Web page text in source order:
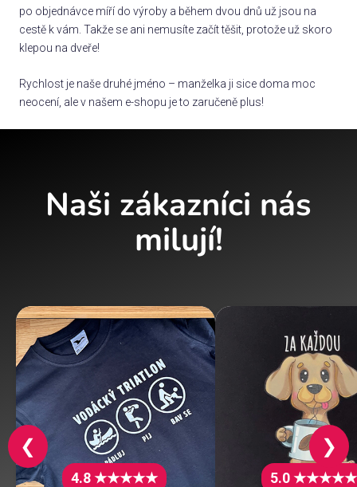
po objednávce míří do výroby a během dvou dnů už jsou na
cestě k vám. Takže se ani nemusíte začít těšit, protože už skoro
klepou na dveře!
Rychlost je naše druhé jméno – manželka ji sice doma moc
neocení, ale v našem e-shopu je to zaručeně plus!
Naši zákazníci nás
milují!
4.8 ★★★★★ 5.0 ★★★★★
❮ ❯